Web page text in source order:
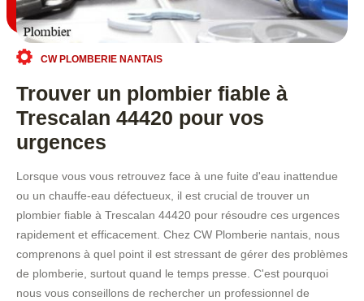
CW PLOMBERIE NANTAIS
Trouver un plombier fiable à
Trescalan 44420 pour vos
urgences
Lorsque vous vous retrouvez face à une fuite d'eau inattendue
ou un chauffe-eau défectueux, il est crucial de trouver un
plombier fiable à Trescalan 44420 pour résoudre ces urgences
rapidement et efficacement. Chez CW Plomberie nantais, nous
comprenons à quel point il est stressant de gérer des problèmes
de plomberie, surtout quand le temps presse. C'est pourquoi
nous vous conseillons de rechercher un professionnel de